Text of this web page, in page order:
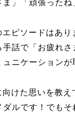
」「頑張った
ピソードはあり
話で「お疲れ
ニケーションが
けた思いを教え
ダルです！でも